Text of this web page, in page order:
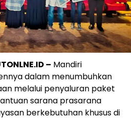
– Mandiri
dalam menumbuhkan
melalui penyaluran paket
sarana prasarana
berkebutuhan khusus di